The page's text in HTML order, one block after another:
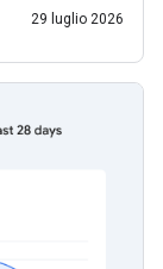
29 luglio 2026